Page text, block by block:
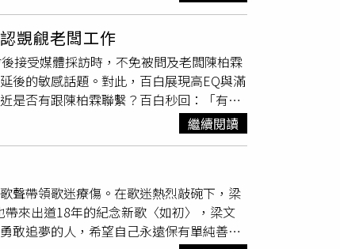
察後走向不同命運的人生故事，感人至
」單元，本月同樣呼應兩大主題，推出
《德古拉的新娘》以幽默筆觸翻轉經典
園後，神祕病毒讓動物變成殭屍怪物，展
鹿尼可，為尋找父親勇敢踏上雪地旅程，
背後的故事：一位台劇 幕後工作者的心路
台，便接演音樂劇《愛的迫降》。該劇改
長時間排練與演出過程中增加互動。據舞
始排練，期間三山對花乃展開積極接
團花組首席娘役，2017年退團後持續活躍
，7月13日公演休息日當天，三山駕駛自
新宿某間高級城市飯店地下停車場，停留
期間曾多次私下見面。對於媒體詢問，三
所則表示，「對於不適當的行動予以嚴肅
注三山的婚姻狀況。三山與趣里去年宣
感情問題，對其演藝形象造成衝擊。
練期間關係升溫的過程、兩人多次前往高
日本演藝圈高度關注。
覬覦老闆工作
接受媒體採訪時，不免被問及老闆陳柏霖
後的敏感話題。對此，百白展現高EQ與滿
是否有跟陳柏霖聯繫？百白秒回：「有
麼？百白開玩笑直言：「懺悔吧！希望他
？百白則表示目前尚未收到婚訊通知，
女方，我也會說先等一下，事情處理好再
當穩定如常，自己完全沒被影響，還幽
色。看前面很多人因為這樣接到工作，覺
百白，目前正開心享受暑假，每天健康學
主題，打趣說道：「多賺一點我就可以一
繼續閱讀
聲帶領歌迷療傷。在歌迷熱烈敲碗下，梁
來出道18年的紀念新歌〈如初〉，梁文
敢追夢的人，希望自己永遠保有單純善良